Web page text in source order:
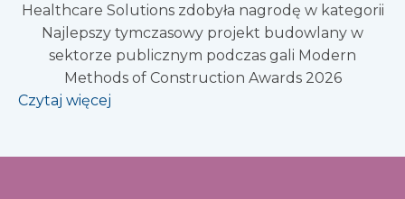
Healthcare Solutions zdobyła nagrodę w kategorii
Najlepszy tymczasowy projekt budowlany w
sektorze publicznym podczas gali Modern
Methods of Construction Awards 2026
Czytaj więcej